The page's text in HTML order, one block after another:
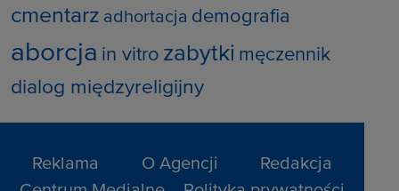
cmentarz adhortacja demografia
aborcja in vitro zabytki męczennik
dialog międzyreligijny
Reklama O Agencji
Redakcja